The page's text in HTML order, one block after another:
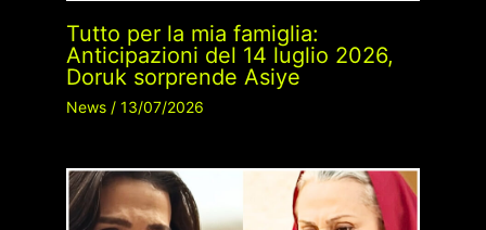
Tutto per la mia famiglia:
Anticipazioni del 14 luglio 2026,
Doruk sorprende Asiye
News/ 13/07/2026